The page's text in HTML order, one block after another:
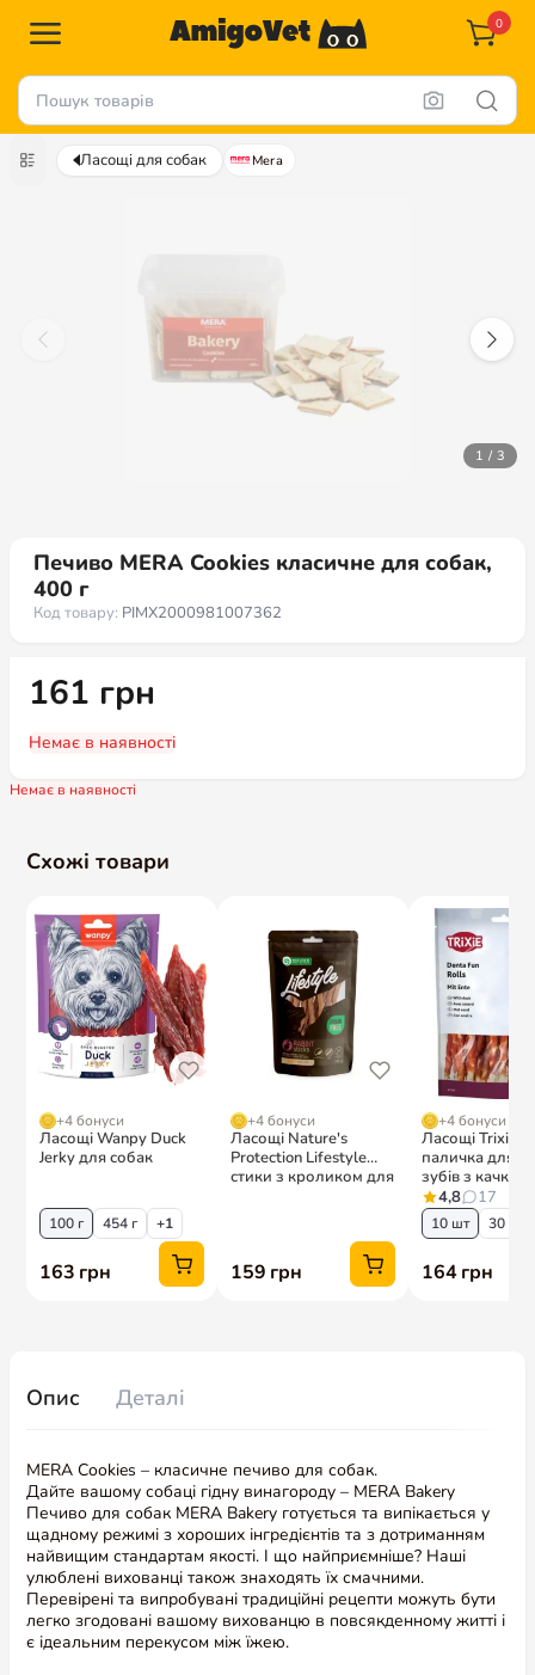
0
Ласощі для собак Mera
1 / 3
Печиво MERA Cookies класичне для собак,
400 г
Код товару: PIMX2000981007362
161 грн
Немає в наявності
Немає в наявності
Схожі товари
Опис Деталі
MERA Cookies – класичне печиво для собак.
Дайте вашому собаці гідну винагороду – MERA Bakery
Печиво для собак MERA Bakery готується та випікається у
щадному режимі з хороших інгредієнтів та з дотриманням
найвищим стандартам якості. І що найприємніше? Наші
улюблені вихованці також знаходять їх смачними.
Перевірені та випробувані традиційні рецепти можуть бути
легко згодовані вашому вихованцю в повсякденному житті і
є ідеальним перекусом між їжею.